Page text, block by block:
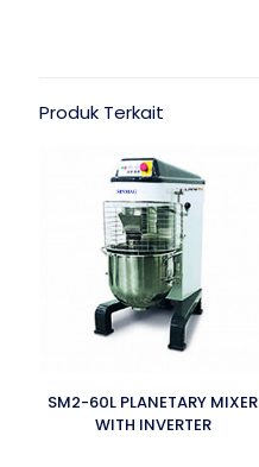
Produk Terkait
SM2-60L PLANETARY MIXER
WITH INVERTER